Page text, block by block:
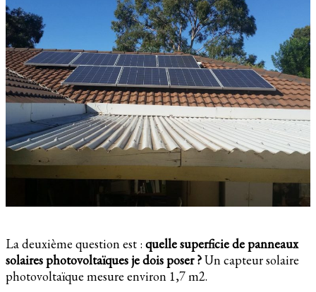
La deuxième question est : quelle superficie de panneaux
solaires photovoltaïques je dois poser ?Un capteur solaire
photovoltaïque mesure environ 1,7 m2.